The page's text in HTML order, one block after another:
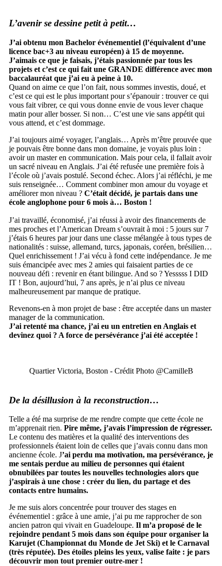
L’avenir se dessine petit à petit…
J’ai obtenu mon Bachelor événementiel (l’équivalent d’une
licence bac+3 au niveau européen) à 15 de moyenne.
J’aimais ce que je faisais, j’étais passionnée par tous les
projets et c’est ce qui fait une GRANDE différence avec mon
baccalauréat que j’ai eu à peine à 10.
Quand on aime ce que l’on fait, nous sommes investis, doué, et
c’est ce qui est le plus important pour s’épanouir : trouver ce qui
vous fait vibrer, ce qui vous donne envie de vous lever chaque
matin pour aller bosser. Si non… C’est une vie sans appétit qui
vous attend, et c’est dommage.
J’ai toujours aimé voyager, l’anglais… Après m’être prouvée que
je pouvais être bonne dans mon domaine, je voyais plus loin :
avoir un master en communication. Mais pour cela, il fallait avoir
un sacré niveau en Anglais. J’ai été refusée une première fois à
l’école où j’avais postulé. Second échec. Alors j’ai réfléchi, je me
suis renseignée… Comment combiner mon amour du voyage et
améliorer mon niveau ? C’était décidé, je partais dans une
école anglophone pour 6 mois à… Boston !
J’ai travaillé, économisé, j’ai réussi à avoir des financements de
mes proches et l’American Dream s’ouvrait à moi : 5 jours sur 7
j’étais 6 heures par jour dans une classe mélangée à tous types de
nationalités : suisse, allemand, turcs, japonais, coréen, brésilien…
Quel enrichissement ! J’ai vécu à fond cette indépendance. Je me
suis émancipée avec mes 2 amies qui faisaient parties de ce
nouveau défi : revenir en étant bilingue. And so ? Yesssss I DID
IT ! Bon, aujourd’hui, 7 ans après, je n’ai plus ce niveau
malheureusement par manque de pratique.
Revenons-en à mon projet de base : être acceptée dans un master
manager de la communication.
J’ai retenté ma chance, j’ai eu un entretien en Anglais et
devinez quoi ? A force de persévérance j’ai été acceptée !
Quartier Victoria, Boston - Crédit Photo @CamilleB
De la désillusion à la reconstruction…
Telle a été ma surprise de me rendre compte que cette école ne
m’apprenait rien. Pire même, j’avais l’impression de régresser.
Le contenu des matières et la qualité des interventions des
professionnels étaient loin de celles que j’avais connu dans mon
ancienne école. J’ai perdu ma motivation, ma persévérance, je
me sentais perdue au milieu de personnes qui étaient
obnubilées par toutes les nouvelles technologies alors que
j’aspirais à une chose : créer du lien, du partage et des
contacts entre humains.
Je me suis alors concentrée pour trouver des stages en
événementiel : grâce à une amie, j’ai pu me rapprocher de son
ancien patron qui vivait en Guadeloupe. Il m’a proposé de le
rejoindre pendant 5 mois dans son équipe pour organiser la
Karujet (Championnat du Monde de Jet Ski) et le Carnaval
(très réputée). Des étoiles pleins les yeux, valise faite : je pars
découvrir mon tout premier outre-mer !